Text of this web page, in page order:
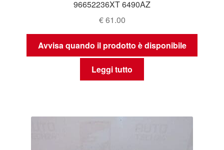
96652236XT 6490AZ
€61.00
Avvisa quando il prodotto è disponibile
Leggi tutto